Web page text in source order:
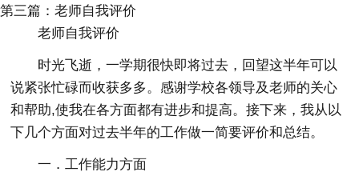
第三篇：老师自我评价
老师自我评价
时光飞逝，一学期很快即将过去，回望这半年可以
说紧张忙碌而收获多多。感谢学校各领导及老师的关心
和帮助,使我在各方面都有进步和提高。接下来，我从以
下几个方面对过去半年的工作做一简要评价和总结。
一．工作能力方面